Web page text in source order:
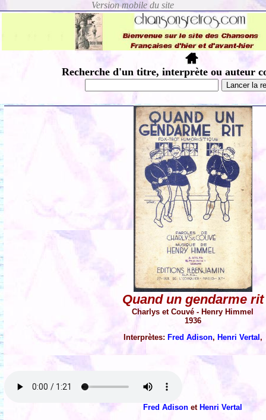
Recherche d'un titre, interprète ou auteur
Quand un gendarme rit
Charlys et Couvé - Henry Himmel
1936
Interprètes: Fred Adison, Henri Vertal,
Fred Adison etHenri Vertal